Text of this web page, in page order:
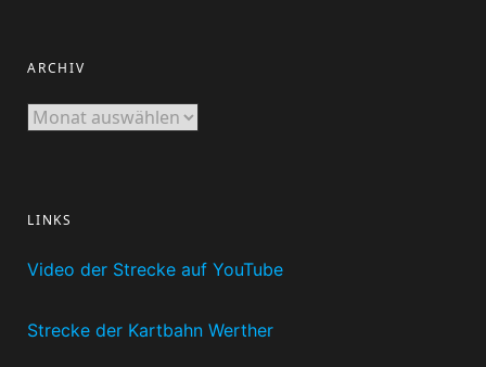
ARCHIV
Archiv
LINKS
Video der Strecke auf YouTube
Strecke der Kartbahn Werther